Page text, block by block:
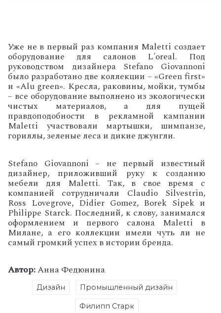
Уже не в первый раз компания Maletti создает
оборудование для салонов L'oreal. Под
руководством дизайнера Stefano Giovannoni
было разработано две коллекции – «Green first»
и «Alu green». Кресла, раковины, мойки, тумбы
– все оборудование выполнено из экологически
чистых материалов, а для пущей
правдоподобности в рекламной кампании
Maletti участвовали мартышки, шимпанзе,
гориллы, зеленые леса и дикие джунгли.
Stefano Giovannoni – не первый известный
дизайнер, приложивший руку к созданию
мебели для Maletti. Так, в свое время с
компанией сотрудничали Claudio Silvestrin,
Ross Lovegrove, Didier Gomez, Borek Sipek и
Philippe Starck. Последний, к слову, занимался
оформлением и первого салона Maletti в
Милане, а его коллекции имели чуть ли не
самый громкий успех в истории бренда.
Автор:Анна Федюнина
Дизайн Промышленный дизайн
Филипп Старк